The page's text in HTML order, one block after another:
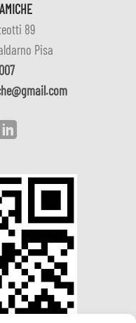
89
Pisa